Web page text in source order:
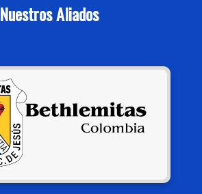
Nuestros Aliados